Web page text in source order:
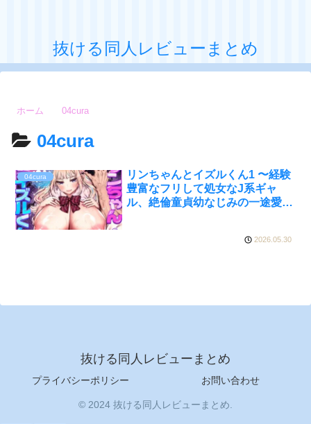
抜ける同人レビューまとめ
ホーム 04cura
04cura
04cura
リンちゃんとイズルくん1 〜経験
豊富なフリして処女なJ系ギャ
ル、絶倫童貞幼なじみの一途愛に
Live2Dアニメ入】 04cura2026.05.30
抜ける同人レビューまとめ
プライバシーポリシー お問い合わせ
© 2024 抜ける同人レビューまとめ.